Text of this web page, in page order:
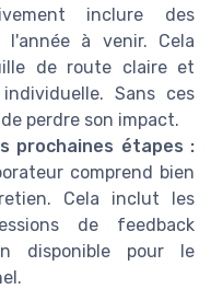
inclure des
l'année à venir. Cela
de route claire et
Sans ces
perdre son impact.
prochaines étapes :
comprend bien
Cela inclut les
de feedback
disponible pour le